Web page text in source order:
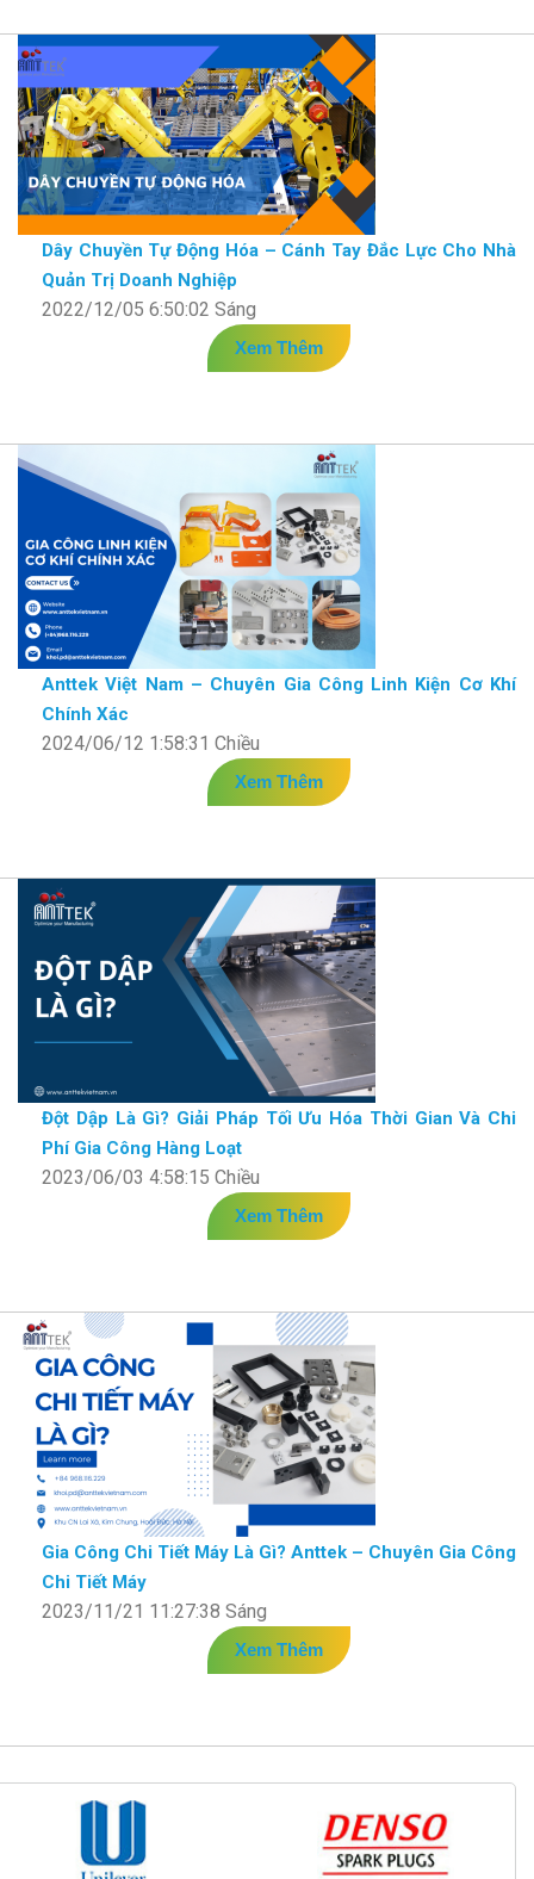
Dây Chuyền Tự Động Hóa – Cánh Tay Đắc Lực Cho Nhà
Quản Trị Doanh Nghiệp
2022/12/05 6:50:02 Sáng
Xem Thêm
Anttek Việt Nam – Chuyên Gia Công Linh Kiện Cơ Khí
Chính Xác
2024/06/12 1:58:31 Chiều
Xem Thêm
Đột Dập Là Gì? Giải Pháp Tối Ưu Hóa Thời Gian Và Chi
Phí Gia Công Hàng Loạt
2023/06/03 4:58:15 Chiều
Xem Thêm
Gia Công Chi Tiết Máy Là Gì? Anttek – Chuyên Gia Công
Chi Tiết Máy
2023/11/21 11:27:38 Sáng
Xem Thêm